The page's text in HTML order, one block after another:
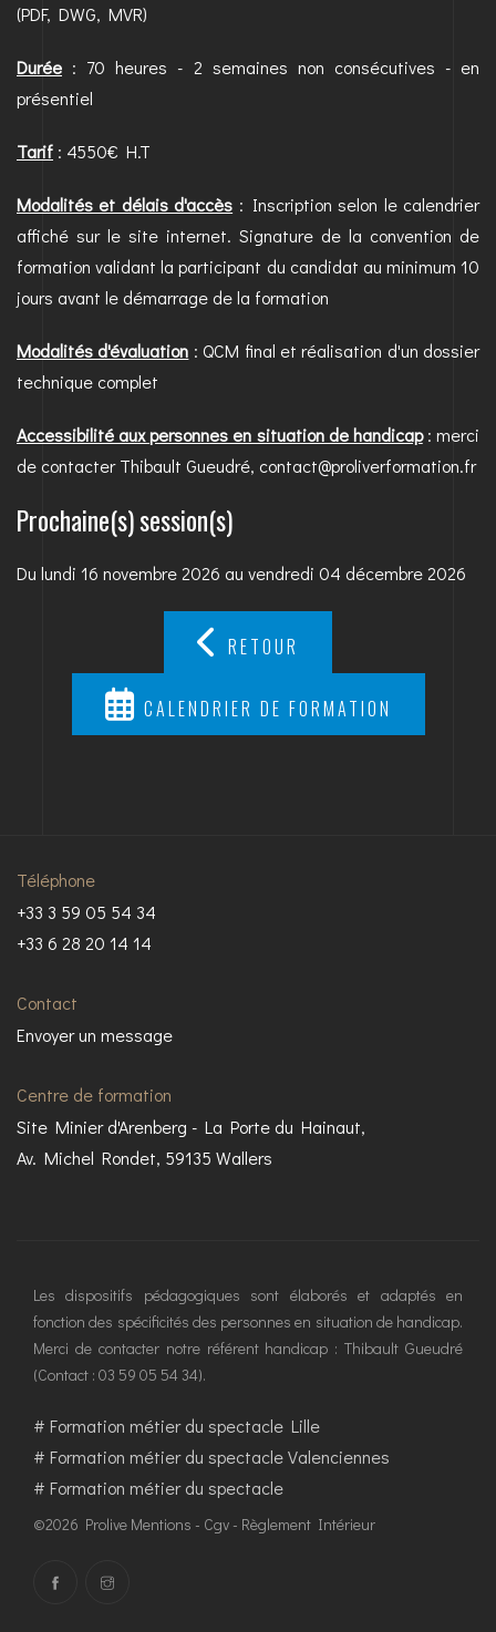
(PDF, DWG, MVR)
Durée : 70 heures - 2 semaines non consécutives - en
présentiel
Tarif : 4550€ H.T
Modalités et délais d'accès : Inscription selon le calendrier
affiché sur le site internet. Signature de la convention de
formation validant la participant du candidat au minimum 10
jours avant le démarrage de la formation
Modalités d'évaluation : QCM final et réalisation d'un dossier
technique complet
Accessibilité aux personnes en situation de handicap: merci
de contacter Thibault Gueudré, contact@proliverformation.fr
Prochaine(s) session(s)
Du lundi 16 novembre 2026 au vendredi 04 décembre 2026
RETOUR
CALENDRIER DE FORMATION
Téléphone
+33 3 59 05 54 34
+33 6 28 20 14 14
Contact
Envoyer un message
Centre de formation
Site Minier d'Arenberg - La Porte du Hainaut,
Av. Michel Rondet, 59135 Wallers
Les dispositifs pédagogiques sont élaborés et adaptés en
fonction des spécificités des personnes en situation de handicap.
Merci de contacter notre référent handicap : Thibault Gueudré
(Contact : 03 59 05 54 34).
# Formation métier du spectacle Lille
# Formation métier du spectacle Valenciennes
# Formation métier du spectacle
©2026 Prolive Mentions - Cgv - Règlement Intérieur